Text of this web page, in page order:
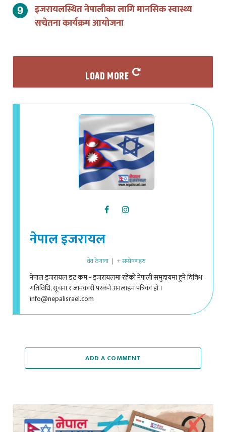
इजरायलस्थित नेपालीका लागि मानसिक स्वास्थ्य
सचेतना कार्यक्रम आयोजना
LOAD MORE
नेपाल इजरायल
वेव ठेगाना | + सम्प्रेषणहरु
नेपाल इजरायल डट कम - इजरायलमा रहेको नेपाली समुदायमा हुने विविध
गतिविधि, सूचना र जानकारी पस्कने अनलाइन पत्रिका हो ।
info@nepalisrael.com
ADD A COMMENT